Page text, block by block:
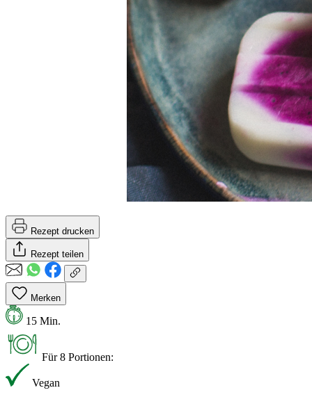
Rezept drucken
Rezept teilen
Merken
15 Min.
Für 8 Portionen:
Vegan